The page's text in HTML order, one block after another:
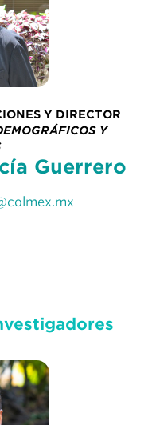
Y DIRECTOR
Y
Guerrero